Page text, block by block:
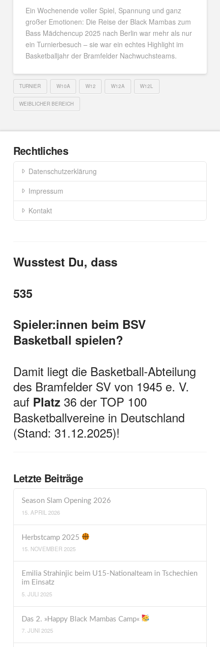
Ein Wochenende voller Spiel, Spannung und ganz
großer Emotionen: Die Reise der Black Mambas zum
Bass Mädchencup 2025 nach Berlin war mehr als nur
ein Turnierbesuch – sie war ein echtes Highlight im
Basketballjahr der Bramfelder Nachwuchsteams.
TURNIER W10A W12 W12A W12L
WEIBLICHER BEREICH
Rechtliches
Datenschutzerklärung
Impressum
Kontakt
Wusstest Du, dass
535
Spieler:innen beim BSV
Basketball spielen?
Damit liegt die Basketball-Abteilung
des Bramfelder SV von 1945 e. V.
auf Platz 36 der TOP 100
Basketballvereine in Deutschland
(Stand: 31.12.2025)!
Letzte Beiträge
Season Slam Opening 2026
15. APRIL 2026
Herbstcamp 2025
15. NOVEMBER 2025
Emilia Strahinjic beim U15-Nationalteam in Tschechien
im Einsatz
5. JULI 2025
Das 2. »Happy Black Mambas Camp«
7. JUNI 2025